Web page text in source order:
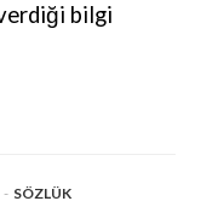
bilgi
SÖZLÜK